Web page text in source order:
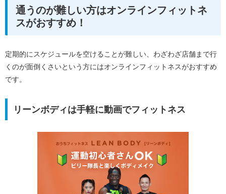
通うのが難しい方はオンラインフィットネ
スがおすすめ！
定期的にスケジュールを空けることが難しい、わざわざ店舗まで行
くのが面倒くさいという方にはオンラインフィットネスがおすすめ
です。
リーンボディは手軽に動画でフィットネス